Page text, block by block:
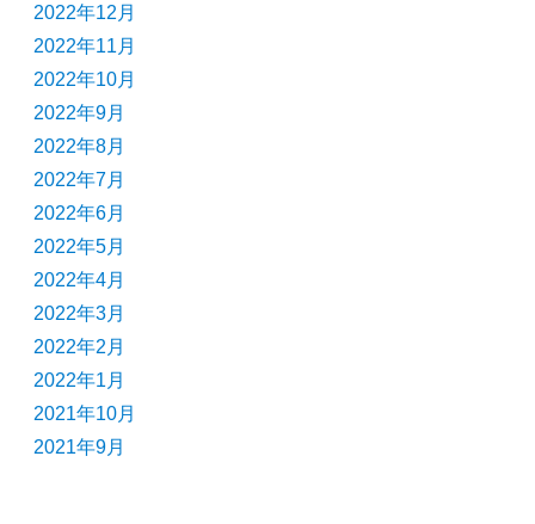
2022年12月
2022年11月
2022年10月
2022年9月
2022年8月
2022年7月
2022年6月
2022年5月
2022年4月
2022年3月
2022年2月
2022年1月
2021年10月
2021年9月